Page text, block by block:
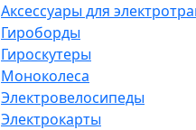
Аксессуары для
Гироборды
Гироскутеры
Моноколеса
Электровелосипеды
Электрокарты